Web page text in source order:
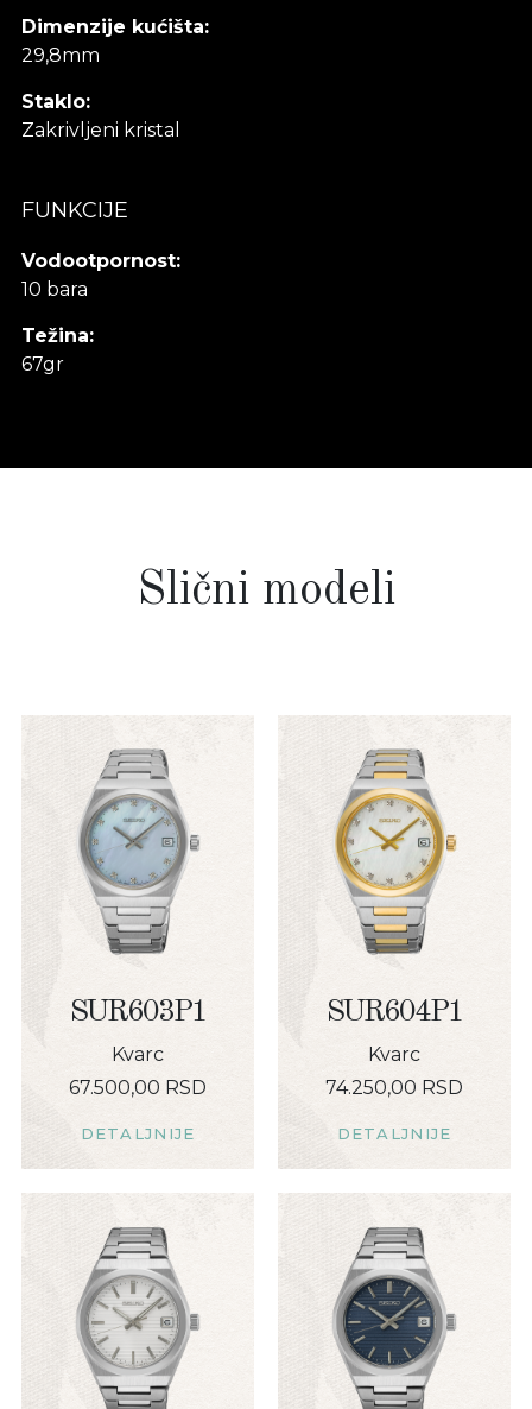
Dimenzije kućišta:
29,8mm
Staklo:
Zakrivljeni kristal
FUNKCIJE
Vodootpornost:
10 bara
Težina:
67gr
Slični modeli
SUR603P1
Kvarc
67.500,00 RSD
DETALJNIJE
SUR604P1
Kvarc
74.250,00 RSD
DETALJNIJE